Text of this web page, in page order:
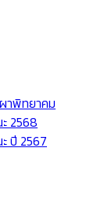
าพิทยาคม
2568
ปี 2567